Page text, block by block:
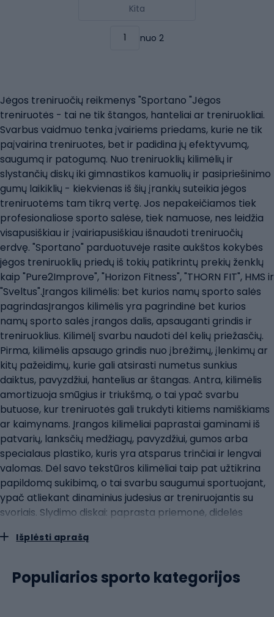
Kita
nuo 2
Jėgos treniruočių reikmenys "Sportano "Jėgos
treniruotės - tai ne tik štangos, hanteliai ar treniruokliai.
Svarbus vaidmuo tenka įvairiems priedams, kurie ne tik
paįvairina treniruotes, bet ir padidina jų efektyvumą,
saugumą ir patogumą. Nuo treniruoklių kilimėlių ir
slystančių diskų iki gimnastikos kamuolių ir pasipriešinimo
gumų laikiklių - kiekvienas iš šių įrankių suteikia jėgos
treniruotėms tam tikrą vertę. Jos nepakeičiamos tiek
profesionaliose sporto salėse, tiek namuose, nes leidžia
visapusiškiau ir įvairiapusiškiau išnaudoti treniruočių
erdvę. "Sportano" parduotuvėje rasite aukštos kokybės
jėgos treniruoklių priedų iš tokių patikrintų prekių ženklų
kaip "Pure2Improve", "Horizon Fitness", "THORN FIT", HMS ir
"Sveltus".Įrangos kilimėlis: bet kurios namų sporto salės
pagrindasĮrangos kilimėlis yra pagrindinė bet kurios
namų sporto salės įrangos dalis, apsauganti grindis ir
treniruoklius. Kilimėlį svarbu naudoti dėl kelių priežasčių.
Pirma, kilimėlis apsaugo grindis nuo įbrėžimų, įlenkimų ar
kitų pažeidimų, kurie gali atsirasti numetus sunkius
daiktus, pavyzdžiui, hantelius ar štangas. Antra, kilimėlis
amortizuoja smūgius ir triukšmą, o tai ypač svarbu
butuose, kur treniruotės gali trukdyti kitiems namiškiams
ar kaimynams. Įrangos kilimėliai paprastai gaminami iš
patvarių, lanksčių medžiagų, pavyzdžiui, gumos arba
specialaus plastiko, kuris yra atsparus trinčiai ir lengvai
valomas. Dėl savo tekstūros kilimėliai taip pat užtikrina
papildomą sukibimą, o tai svarbu saugumui sportuojant,
ypač atliekant dinaminius judesius ar treniruojantis su
svoriais. Slydimo diskai: paprasta priemonė, didelės
veiksminga treniruočių priemonė, kuri gali labai pagerinti
slysti grindų paviršiumi ir kurie gali būti naudojami
atliekant įvairius pratimus, susijusius su keliomis raumenų
Išplėsti aprašą
Populiarios sporto kategorijos